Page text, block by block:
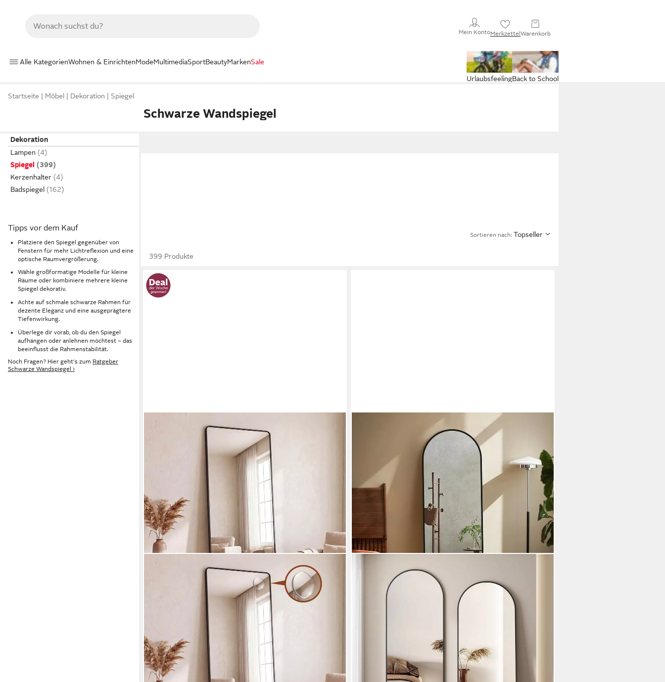
Mein KontoMerkzettelWarenkorb
Alle KategorienWohnen & EinrichtenModeMultimediaSportBeautyMarkenSale
Back to School
Urlaubsfeeling
Startseite Möbel Dekoration Spiegel
Schwarze Wandspiegel
Dekoration
Lampen
Spiegel
Kerzenhalter
Badspiegel
Tipps vor dem Kauf
Platziere den Spiegel gegenüber von
Fenstern für mehr Lichtreflexion und eine
optische Raumvergrößerung.
Wähle großformatige Modelle für kleine
Räume oder kombiniere mehrere kleine
Spiegel dekorativ.
Achte auf schmale schwarze Rahmen für
dezente Eleganz und eine ausgeprägtere
Tiefenwirkung.
Überlege dir vorab, ob du den Spiegel
aufhängen oder anlehnen möchtest – das
beeinflusst die Rahmenstabilität.
Noch Fragen? Hier geht's zum Ratgeber
Schwarze Wandspiegel ›
Sortieren nach: Topseller
399 Produkte